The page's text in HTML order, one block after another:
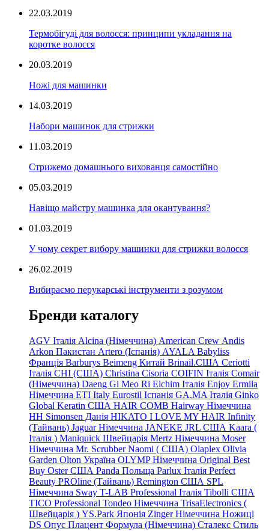
22.03.2019
Термобігуді для волосся: принципи укладання на
коротке волосся
20.03.2019
Ножі для машинки
14.03.2019
Набори машинок для стрижки
11.03.2019
Стрижемо домашнього вихованця самостійно
05.03.2019
Навіщо майстру машинка для окантування?
01.03.2019
У чому секрет вибору машинки для стрижки волосся
26.02.2019
Вибираємо перукарські інструменти з розумом
Бренди каталогу
AGV Італія Alcina (Німеччина) American Crew Andis
Arkon Пакистан Artero (Іспанія) AYALA Babyliss
Франція Barburys Beimeng Китай Brinail.США Ceriotti
Італія CHI (США) Christina Cisoria COIFIN Італія Comair
(Німеччина) Daeng Gi Meo Ri Elchim Італія Enjoy Ermila
Німеччина ETI Italy Eurostil Іспанія GA.MA Італія Ginko
Global Keratin США HAIR COMB Hairway Німеччина
HH Simonsen Данія HIKATO I LOVE MY HAIR Infinity
(Тайвань) Jaguar Німеччина JANEKE JRL США Kaara (
Італія ) Maniquick Швейцарія Mertz Німеччина Moser
Німеччина Mr. Scrubber Naomi ( США) Olaplex Olivia
Garden Olton Україна OLYMP Німеччина Original Best
Buy Oster США Panda Польща Parlux Італія Perfect
Beauty PROline (Тайвань) Remington США SPL
Німеччина Sway T-LAB Professional Італія Tibolli США
TICO Professional Tondeo Німеччина TrisaElectronics (
Швейцарія ) YS.Park Японія Zinger Німеччина Ножиці
DS Опус Плацент Формула (Німеччина) Сталекс Стиль